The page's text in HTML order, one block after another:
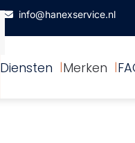
info@hanexservice.nl
Diensten Merken